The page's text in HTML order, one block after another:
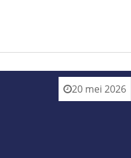
20 mei 2026